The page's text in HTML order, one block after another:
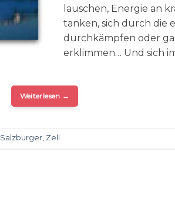
lauschen, Energie an
tanken, sich durch die
durchkämpfen oder
erklimmen… Und sich
Weiterlesen →
Salzburger, Zell